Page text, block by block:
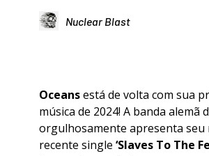
Nuclear Blast
Oceansestá de volta com sua
música de 2024! A banda alemã
orgulhosamente apresenta seu
recente single ‘Slaves To The